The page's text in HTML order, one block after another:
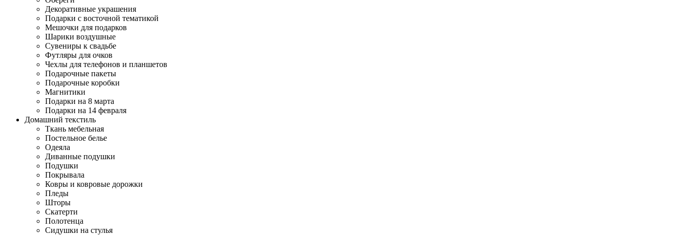
Декоративные украшения
Подарки с восточной тематикой
Мешочки для подарков
Шарики воздушные
Сувениры к свадьбе
Футляры для очков
Чехлы для телефонов и планшетов
Подарочные пакеты
Подарочные коробки
Магнитики
Подарки на 8 марта
Подарки на 14 февраля
Домашний текстиль
Ткань мебельная
Постельное белье
Одеяла
Диванные подушки
Подушки
Покрывала
Ковры и ковровые дорожки
Пледы
Шторы
Скатерти
Полотенца
Сидушки на стулья